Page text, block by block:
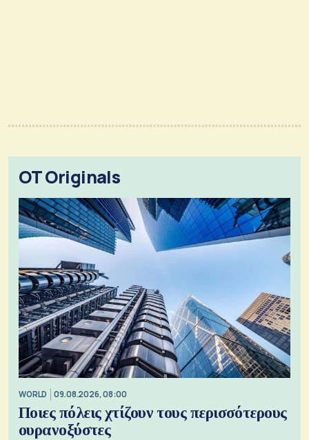
OT Originals
WORLD 09.08.2026, 08:00
Ποιες πόλεις χτίζουν τους περισσότερους
ουρανοξύστες